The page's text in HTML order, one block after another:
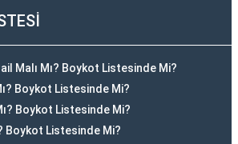
Malı Mı? Boykot Listesinde Mi?
Boykot Listesinde Mi?
Boykot Listesinde Mi?
Boykot Listesinde Mi?